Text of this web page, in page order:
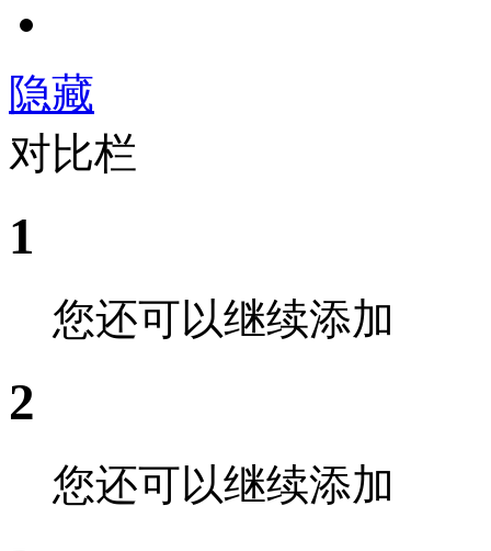
隐藏
对比栏
1
您还可以继续添加
2
您还可以继续添加